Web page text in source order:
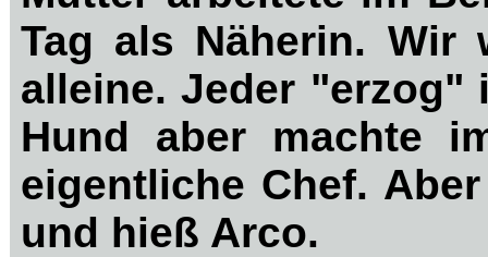
Tag als Näherin. Wir
alleine. Jeder "erzog"
Hund aber machte
eigentliche Chef. A
und hieß Arco.